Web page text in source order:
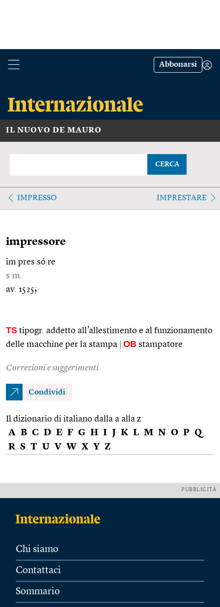
Abbonarsi
IL NUOVO DE MAURO
CERCA
IMPRESSO IMPRESTARE
impressore
im pres só re
s.m.
av. 1525;
TS tipogr. addetto all’allestimento e al funzionamento
delle macchine per la stampa
OB stampatore
Correzioni e suggerimenti
Condividi
Il dizionario di italiano dalla a alla z
A B C D E F G H I J K L M N O P Q
R S T U V W X Y Z
PUBBLICITÀ
Chi siamo
Contattaci
Sommario